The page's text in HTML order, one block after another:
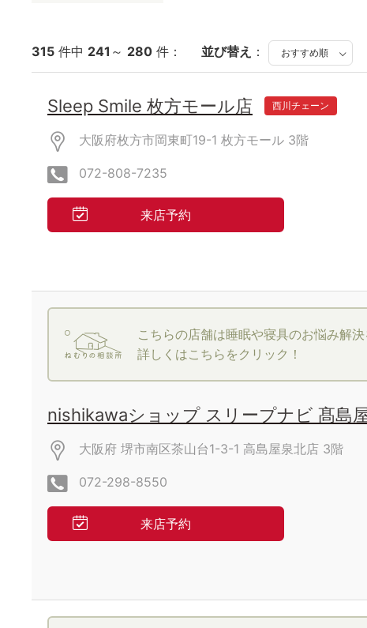
315 件中 241 ～ 280 件： 並び替え ：
Sleep Smile 枚方モール店 西川チェーン
大阪府枚方市岡東町19-1 枚方モール 3階
072-808-7235
来店予約
こちらの店舗は睡眠や寝具のお悩み解
詳しくはこちらをクリック！
nishikawaショップ スリープナビ 髙島
大阪府 堺市南区茶山台1-3-1 高島屋泉北店 3階
072-298-8550
来店予約